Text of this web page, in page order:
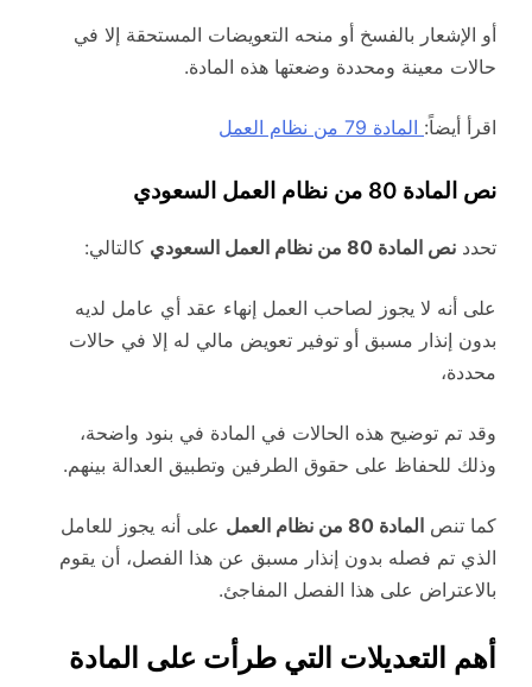
أو الإشعار بالفسخ أو منحه التعويضات المستحقة إلا في
حالات معينة ومحددة وضعتها هذه المادة.
اقرأ أيضاً: المادة 79 من نظام العمل
نص المادة 80 من نظام العمل السعودي
تحدد نص المادة 80 من نظام العمل السعودي كالتالي:
على أنه لا يجوز لصاحب العمل إنهاء عقد أي عامل لديه
بدون إنذار مسبق أو توفير تعويض مالي له إلا في حالات
محددة،
وقد تم توضيح هذه الحالات في المادة في بنود واضحة،
وذلك للحفاظ على حقوق الطرفين وتطبيق العدالة بينهم.
كما تنص المادة 80 من نظام العمل
على أنه يجوز للعامل
الذي تم فصله بدون إنذار مسبق عن هذا الفصل، أن يقوم
بالاعتراض على هذا الفصل المفاجئ.
أهم التعديلات التي طرأت على المادة